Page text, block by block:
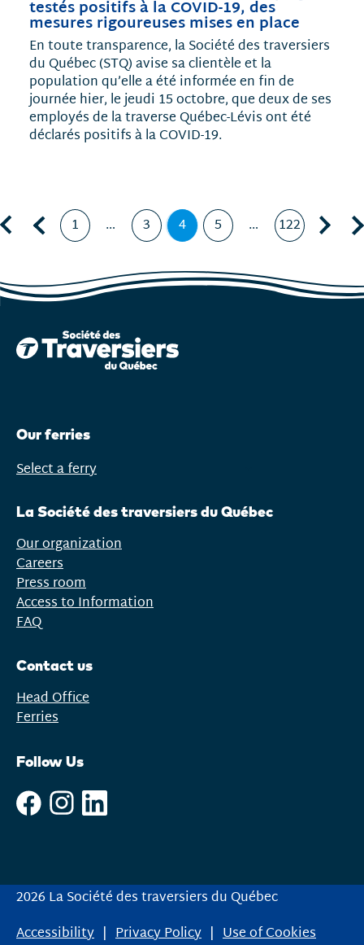
testés positifs à la COVID-19, des
mesures rigoureuses mises en place
En toute transparence, la Société des traversiers
du Québec (STQ) avise sa clientèle et la
population qu’elle a été informée en fin de
journée hier, le jeudi 15 octobre, que deux de ses
employés de la traverse Québec-Lévis ont été
déclarés positifs à la COVID-19.
First page Previous page, page Page
1 … Page
3 Page
4
,
page
Page
5 … Page
122 Next page, page 5
Our ferries
Open
Select a ferry
La Société des traversiers du Québec
Our organization
Careers
Press room
Access to Information
FAQ
Contact us
Head Office
Ferries
Follow Us
2026 La Société des traversiers du Québec
Accessibility
Privacy Policy Use of Cookies